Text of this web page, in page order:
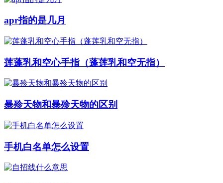
apr指的是几月
莲蓬乳和空心手指（蓬莲乳和空无指）
暴殄天物和暴殄天物的区别
手机白名单怎么设置